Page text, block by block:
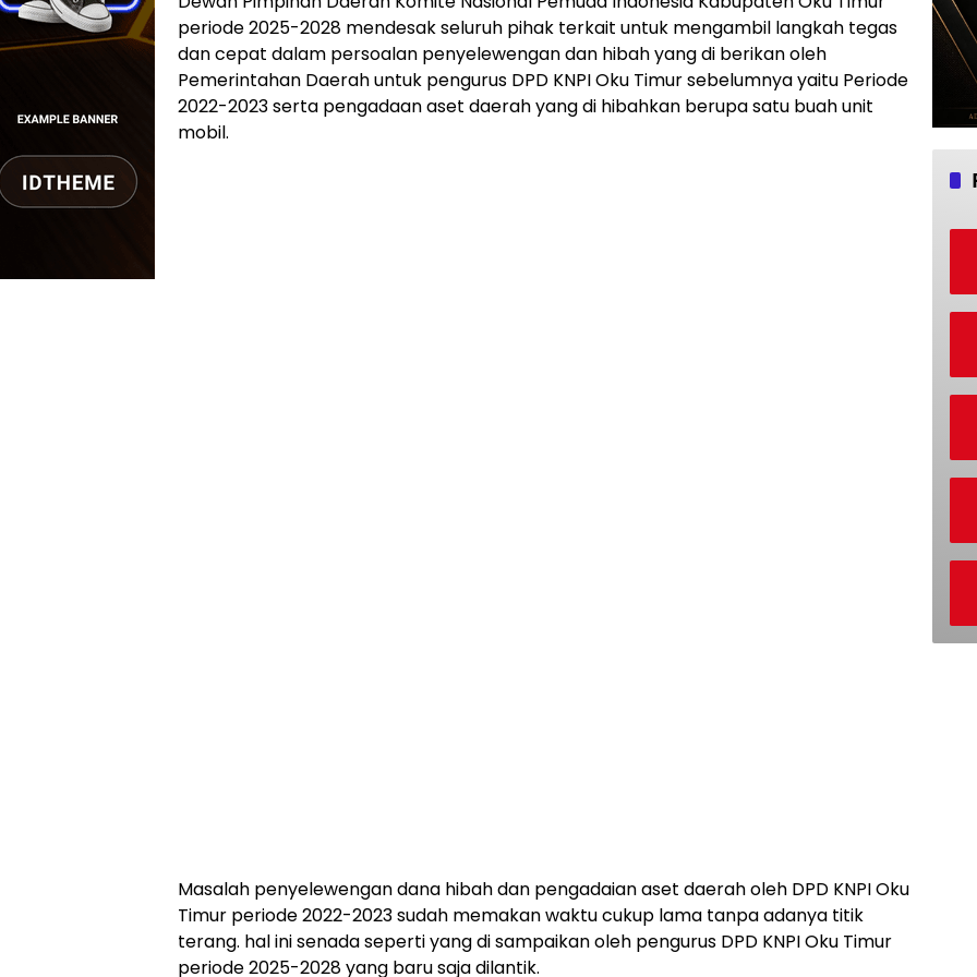
periode 2025-2028 mendesak seluruh pihak terkait untuk mengambil langkah tegas
dan cepat dalam persoalan penyelewengan dan hibah yang di berikan oleh
Pemerintahan Daerah untuk pengurus DPD KNPI Oku Timur sebelumnya yaitu Periode
2022-2023 serta pengadaan aset daerah yang di hibahkan berupa satu buah unit
mobil.
Masalah penyelewengan dana hibah dan pengadaian aset daerah oleh DPD KNPI Oku
Timur periode 2022-2023 sudah memakan waktu cukup lama tanpa adanya titik
terang. hal ini senada seperti yang di sampaikan oleh pengurus DPD KNPI Oku Timur
periode 2025-2028 yang baru saja dilantik.